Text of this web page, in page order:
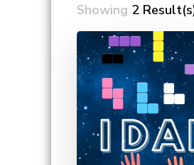
Showing 2